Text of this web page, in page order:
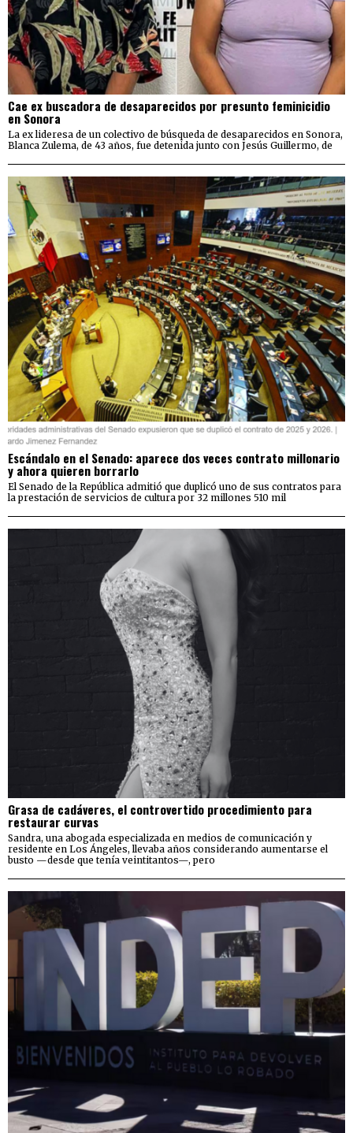
Cae ex buscadora de desaparecidos por presunto feminicidio
en Sonora
La ex lideresa de un colectivo de búsqueda de desaparecidos en Sonora,
Blanca Zulema, de 43 años, fue detenida junto con Jesús Guillermo, de
Escándalo en el Senado: aparece dos veces contrato millonario
y ahora quieren borrarlo
El Senado de la República admitió que duplicó uno de sus contratos para
la prestación de servicios de cultura por 32 millones 510 mil
Grasa de cadáveres, el controvertido procedimiento para
restaurar curvas
Sandra, una abogada especializada en medios de comunicación y
residente en Los Ángeles, llevaba años considerando aumentarse el
busto —desde que tenía veintitantos—, pero